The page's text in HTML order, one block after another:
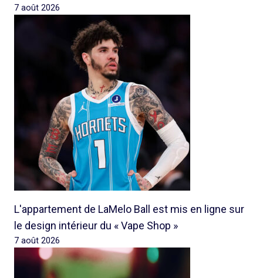
7 août 2026
L'appartement de LaMelo Ball est mis en ligne sur
le design intérieur du « Vape Shop »
7 août 2026